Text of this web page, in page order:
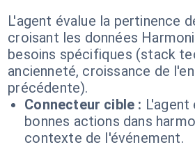
L'agent évalue la pertinence
croisant les données
besoins spécifiques (stack
ancienneté, croissance de
précédente).
Connecteur cible :
bonnes actions dans
contexte de l'événement.